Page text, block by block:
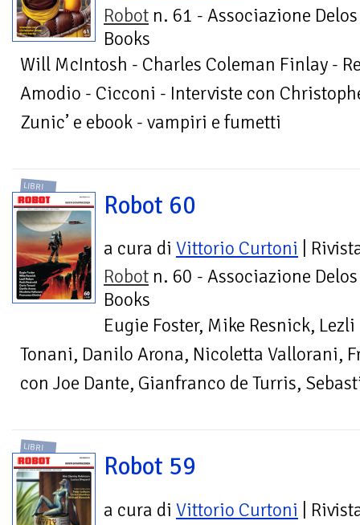
Robot n. 61 - Associazione Delos
Books
Will McIntosh - Charles Coleman Finlay -
Amodio - Cicconi - Interviste con
Zunic’ e ebook - vampiri e fumetti
LIBRI
Robot 60
a cura di Vittorio Curtoni |
Robot n. 60 - Associazione Delos
Books
Eugie Foster, Mike Resnick,
Tonani, Danilo Arona, Nicoletta Vallorani,
con Joe Dante, Gianfranco de Turris,
LIBRI
Robot 59
a cura di Vittorio Curtoni |